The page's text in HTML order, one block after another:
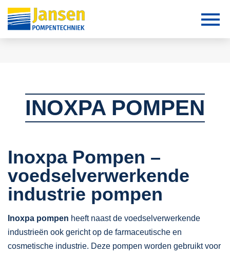
INOXPA POMPEN
Inoxpa Pompen –
voedselverwerkende
industrie pompen
Inoxpa pompen heeft naast de voedselverwerkende
industrieën ook gericht op de farmaceutische en
cosmetische industrie. Deze pompen worden gebruikt voor